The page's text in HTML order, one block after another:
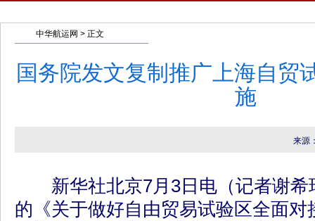
中华航运网 > 正文
国务院发文复制推广上海自贸
施
来源
新华社北京7月3日电（记者谢希
的《关于做好自由贸易试验区全面